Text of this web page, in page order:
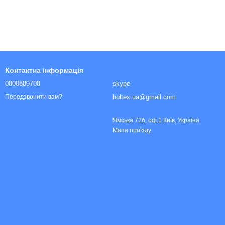
Контактна інформація
0800889708
Передзвонити вам?
skype
boltex.ua@gmail.com
Ямська 72б, оф.1 Київ, Україна
Мапа проїзду